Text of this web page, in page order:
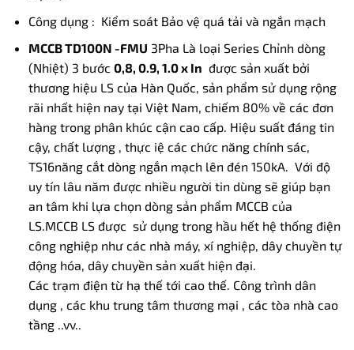
Công dụng : Kiểm soát Bảo vệ quá tải và ngắn mạch
MCCB TD100N -FMU 3Pha Là loại Series Chỉnh dòng
(Nhiệt) 3 bước 0,8, 0.9, 1.0 x In được sản xuất bởi
thương hiệu LS của Hàn Quốc, sản phẩm sử dụng rộng
rãi nhất hiện nay tại Việt Nam, chiếm 80% về các đơn
hàng trong phân khúc cận cao cấp. Hiệu suất đáng tin
cậy, chất lượng , thực iệ các chức năng chính sác,
TS16năng cắt dòng ngắn mạch lên đén 150kA. Với độ
uy tín lâu năm được nhiều người tin dùng sẽ giúp bạn
an tâm khi lựa chọn dòng sản phẩm MCCB của
LS.MCCB LS được sử dụng trong hầu hết hệ thống điện
công nghiệp như các nhà máy, xí nghiệp, dây chuyền tự
động hóa, dây chuyền sản xuất hiện đại.
Các trạm điện từ hạ thế tới cao thế. Công trình dân
dụng , các khu trung tâm thương mại , các tòa nhà cao
tầng ..vv..